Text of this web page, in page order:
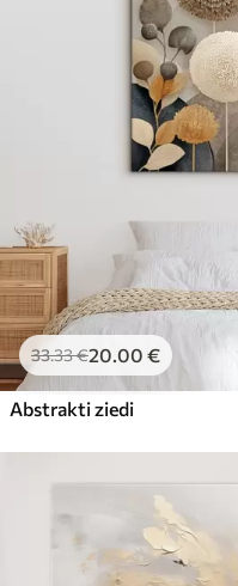
33.33€20.00 €
Abstrakti ziedi